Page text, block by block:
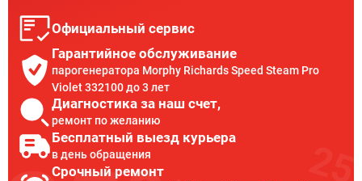
Официальный сервис
Гарантийное обслуживание
парогенератора Morphy Richards Speed Steam Pro
Violet 332100 до 3 лет
Диагностика за наш счет,
ремонт по желанию
Бесплатный выезд курьера
в день обращения
Срочный ремонт